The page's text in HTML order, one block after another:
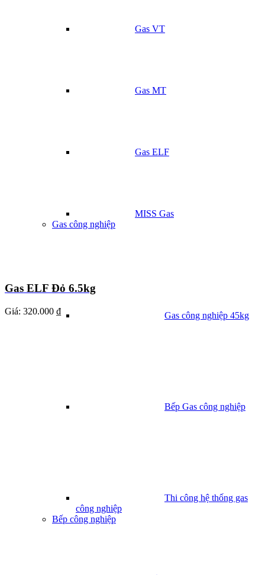
Gas VT
Gas MT
Gas ELF
MISS Gas
Gas công nghiệp
Gas công nghiệp 45kg
Bếp Gas công nghiệp
Thi công hệ thống gas
công nghiệp
Bếp công nghiệp
Gas ELF Đỏ 6.5kg
Giá: 320.000 ₫